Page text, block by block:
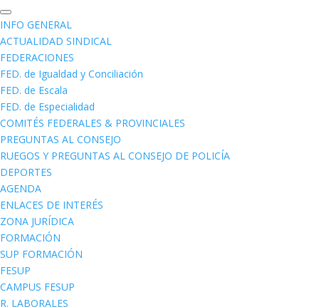
INFO GENERAL
ACTUALIDAD SINDICAL
FEDERACIONES
FED. de Igualdad y Conciliación
FED. de Escala
FED. de Especialidad
COMITÉS FEDERALES & PROVINCIALES
PREGUNTAS AL CONSEJO
RUEGOS Y PREGUNTAS AL CONSEJO DE POLICÍA
DEPORTES
AGENDA
ENLACES DE INTERÉS
ZONA JURÍDICA
FORMACIÓN
SUP FORMACIÓN
FESUP
CAMPUS FESUP
R. LABORALES